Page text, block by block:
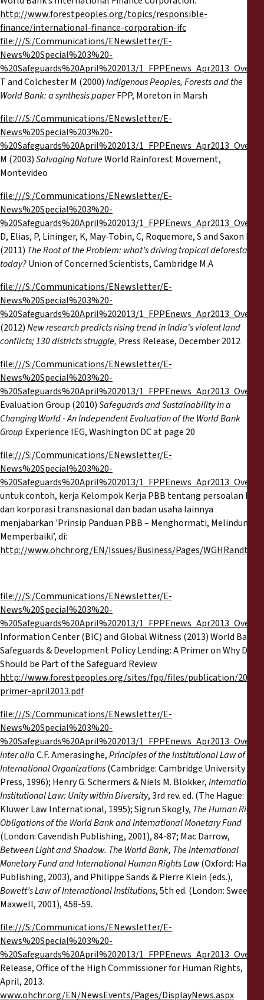
http://www.forestpeoples.org/topics/responsible-
finance/international-finance-corporation-ifc
file:///S:/Communications/ENewsletter/E-
News%20Special%203%20-
%20Safeguards%20April%202013/
T and Colchester M (2000)Indigenous Peoples, Forests and the
World Bank: a synthesis paperFPP, Moreton in Marsh
file:///S:/Communications/ENewsletter/E-
News%20Special%203%20-
%20Safeguards%20April%202013/
M (2003)Salvaging NatureWorld Rainforest Movement,
Montevideo
file:///S:/Communications/ENewsletter/E-
News%20Special%203%20-
%20Safeguards%20April%202013/
D, Elias, P, Lininger, K, May-Tobin, C, Roquemore, S and Saxon E
(2011) The Root of the Problem: what’s driving tropical deforestation
today?Union of Concerned Scientists, Cambridge M.A
file:///S:/Communications/ENewsletter/E-
News%20Special%203%20-
%20Safeguards%20April%202013/
(2012)New research predicts rising trend in India's violent land
conflicts; 130 districts struggle, Press Release, December 2012
file:///S:/Communications/ENewsletter/E-
News%20Special%203%20-
%20Safeguards%20April%202013/
Evaluation Group (2010)Safeguards and Sustainability in a
Changing World - An Independent Evaluation of the World Bank
Group Experience IEG, Washington DC at page 20
file:///S:/Communications/ENewsletter/E-
News%20Special%203%20-
%20Safeguards%20April%202013/
untuk contoh, kerja Kelompok Kerja PBB tentang persoalan HAM
dan korporasi transnasional dan badan usaha lainnya
menjabarkan 'Prinsip Panduan PBB – Menghormati, Melindungi,
Memperbaiki’, di:
http://www.ohchr.org/EN/Issues/Business/Pages/
file:///S:/Communications/ENewsletter/E-
News%20Special%203%20-
%20Safeguards%20April%202013/
Information Center (BIC) and Global Witness (2013) World Bank
Safeguards & Development Policy Lending: A Primer on Why DPLs
Should be Part of the Safeguard Review
http://www.forestpeoples.org/sites/fpp/files/publication/2013/
primer-april2013.pdf
file:///S:/Communications/ENewsletter/E-
News%20Special%203%20-
%20Safeguards%20April%202013/
inter aliaC.F. Amerasinghe,Principles of the Institutional Law of
International Organizations(Cambridge: Cambridge University
Press, 1996); Henry G. Schermers & Niels M. Blokker,International
Institutional Law: Unity within Diversity, 3rd rev. ed. (The Hague:
Kluwer Law International, 1995); Sigrun Skogly, The Human Rights
Obligations of the World Bank and International Monetary Fund
(London: Cavendish Publishing, 2001), 84-87; Mac Darrow,
Between Light and Shadow. The World Bank, The International
Monetary Fund and International Human Rights Law(Oxford: Hart
Publishing, 2003), and Philippe Sands & Pierre Klein (eds.),
Bowett’s Law of International Institutions, 5th ed. (London: Sweet &
Maxwell, 2001), 458-59.
file:///S:/Communications/ENewsletter/E-
News%20Special%203%20-
%20Safeguards%20April%202013/
Release, Office of the High Commissioner for Human Rights,
April, 2013.
www.ohchr.org/EN/NewsEvents/Pages/DisplayNews.aspx